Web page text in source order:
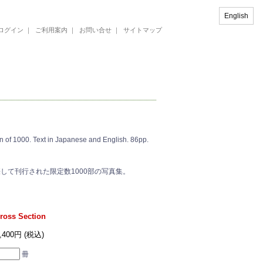
グイン ｜ ご利用案内 ｜ お問い合せ ｜ サイトマップ
of 1000. Text in Japanese and English. 86pp.
て刊行された限定数1000部の写真集。
Section
円 (税込)
冊
English